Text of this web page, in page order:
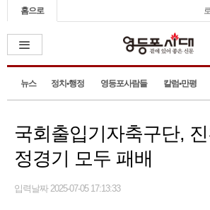
홈으로
뉴스 정치•행정 영등포사람들 칼럼•만평
국회출입기자축구단,
정경기 모두 패배
입력날짜 2025-07-05 17:13:33